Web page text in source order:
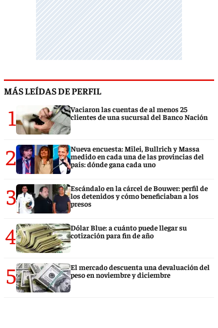
MÁS LEÍDAS DE PERFIL
1
Vaciaron las cuentas de al menos 25
clientes de una sucursal del Banco Nación
2
Nueva encuesta: Milei, Bullrich y Massa
medido en cada una de las provincias del
país: dónde gana cada uno
3
Escándalo en la cárcel de Bouwer: perfil de
los detenidos y cómo beneficiaban a los
presos
4
Dólar Blue: a cuánto puede llegar su
cotización para fin de año
5
El mercado descuenta una devaluación del
peso en noviembre y diciembre